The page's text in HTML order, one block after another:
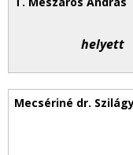
helyett